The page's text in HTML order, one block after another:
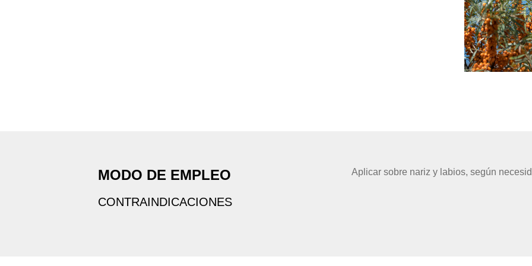
MODO DE EMPLEO
CONTRAINDICACIONES
Aplicar sobre nariz y labios, según